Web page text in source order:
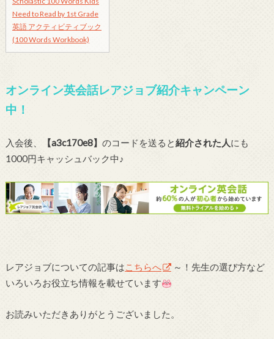
Need to Read by 1st Grade
英語 アクティビティブック
(100 Words Workbook)
オンライン英会話レアジョブ紹介キャンペーン
中！
入会後、 【a3c170e8】 のコードを送ると紹介された人にも
1000円キャッシュバック中♪
レアジョブについての記事はこちらへ
～！先生の選び方など
いろいろお役立ち情報を載せています
お読みいただきありがとうございました。